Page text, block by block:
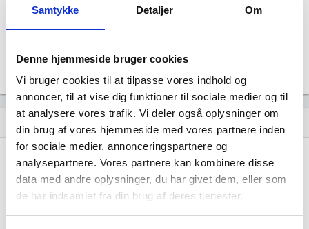
Samtykke Detaljer Om
Denne hjemmeside bruger cookies
Vi bruger cookies til at tilpasse vores indhold og
annoncer, til at vise dig funktioner til sociale medier og til
at analysere vores trafik. Vi deler også oplysninger om
din brug af vores hjemmeside med vores partnere inden
for sociale medier, annonceringspartnere og
analysepartnere. Vores partnere kan kombinere disse
data med andre oplysninger, du har givet dem, eller som
de har indsamlet fra din brug af deres tjenester.
Årsrapporten 2024-12
Årsrapporten 2023-12
Regnskaber
Resultat i 1000
DKK
2025-12 2024-12 2023-12
Nettoomsætning - -